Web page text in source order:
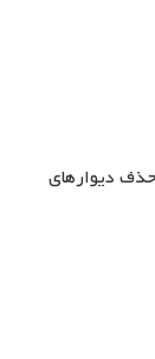
دیوارهای